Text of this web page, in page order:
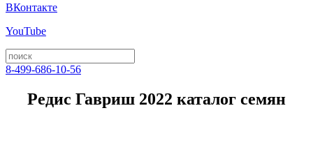
ВКонтакте
YouTube
8-499-686-10-56
Редис Гавриш 2022 каталог семян